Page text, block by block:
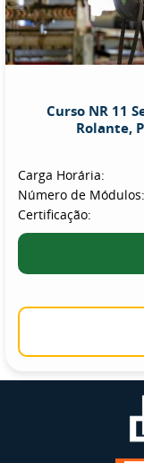
Curso NR 11
Rolante,
Carga Horária:
Número de Módulos:
Certificação: